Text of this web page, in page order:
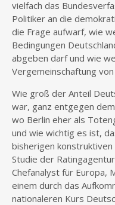
vielfach das
Politiker an die
die Frage aufwarf, wie
Bedingungen
abgeben darf und wie
Vergemeinschaftung
Wie groß der Anteil
war, ganz entgegen
wo Berlin eher als
und wie wichtig es ist,
bisherigen
Studie der
Chefanalyst für Europa,
einem durch das
nationaleren Kurs